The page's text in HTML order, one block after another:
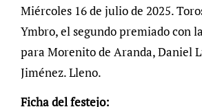
Miércoles 16 de julio de 2025.
Ymbro, el segundo premiado con
para Morenito de Aranda, Daniel
Jiménez. Lleno.
Ficha del festejo: